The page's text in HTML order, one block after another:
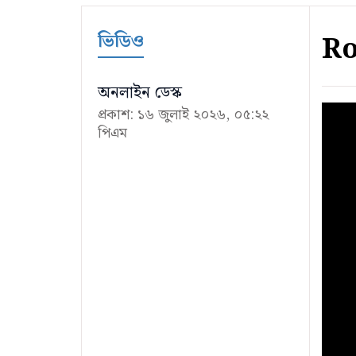
ভিডিও
অনলাইন ডেস্ক
প্রকাশ: ১৬ জুলাই ২০২৬, ০৫:২২
পিএম